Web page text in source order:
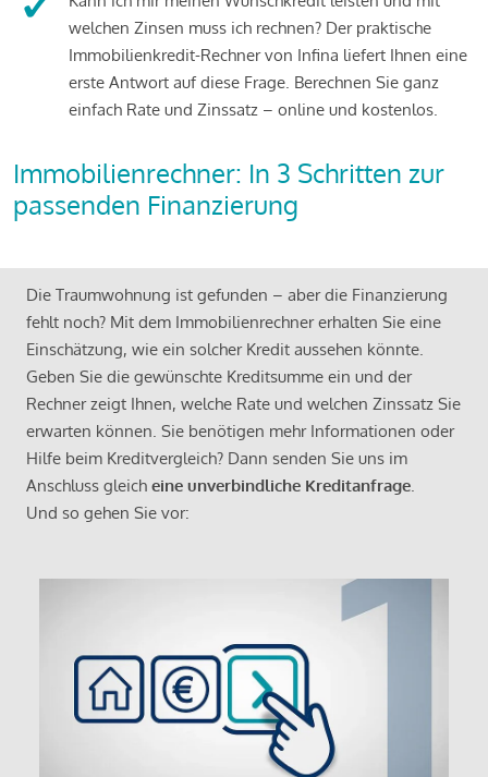
welchen Zinsen muss ich rechnen? Der praktische
Immobilienkredit-Rechner von Infina liefert Ihnen eine
erste Antwort auf diese Frage. Berechnen Sie ganz
einfach Rate und Zinssatz – online und kostenlos.
Immobilienrechner: In 3 Schritten zur
passenden Finanzierung
Die Traumwohnung ist gefunden – aber die Finanzierung
fehlt noch? Mit dem Immobilienrechner erhalten Sie eine
Einschätzung, wie ein solcher Kredit aussehen könnte.
Geben Sie die gewünschte Kreditsumme ein und der
Rechner zeigt Ihnen, welche Rate und welchen Zinssatz Sie
erwarten können. Sie benötigen mehr Informationen oder
Hilfe beim Kreditvergleich? Dann senden Sie uns im
Anschluss gleich eine unverbindliche Kreditanfrage.
Und so gehen Sie vor: